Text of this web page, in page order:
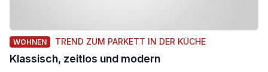
WOHNEN TREND ZUM PARKETT IN DER KÜCHE
Klassisch, zeitlos und modern